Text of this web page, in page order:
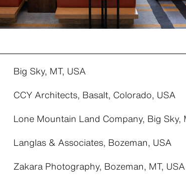
Big Sky, MT, USA
CCY Architects, Basalt, Colorado, USA
Lone Mountain Land Company, Big Sky,
Langlas & Associates, Bozeman, USA
Zakara Photography, Bozeman, MT, USA